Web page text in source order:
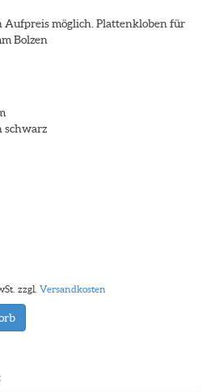
Aufpreis möglich. Plattenkloben für
Bolzen
schwarz
zzgl. Versandkosten